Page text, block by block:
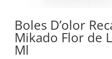
Boles D’olor
Mikado Flor de
Ml